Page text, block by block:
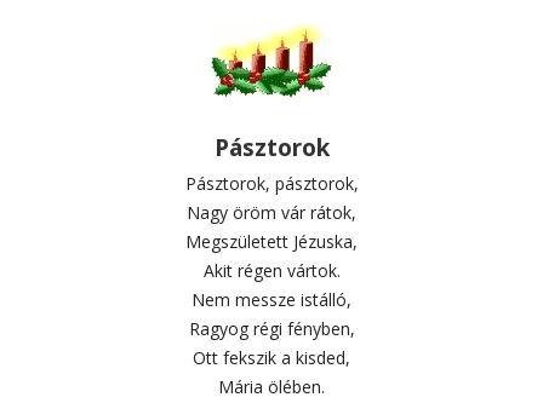
Pásztorok
Pásztorok, pásztorok,
Nagy öröm vár rátok,
Megszületett Jézuska,
Akit régen vártok.
Nem messze istálló,
Ragyog régi fényben,
Ott fekszik a kisded,
Mária ölében.